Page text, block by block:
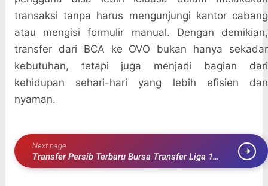
transaksi tanpa harus mengunjungi kantor cabang
atau mengisi formulir manual. Dengan demikian,
transfer dari BCA ke OVO bukan hanya sekadar
kebutuhan, tetapi juga menjadi bagian dari
kehidupan sehari-hari yang lebih efisien dan
nyaman.
Next page
Transfer Persib Terbaru Bursa Transfer Liga 1
Indonesia 2025